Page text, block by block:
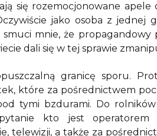
się rozemocjonowane apele
jako osoba z jednej
mnie, że propagandowy
dali się w tej sprawie
granicę sporu.
które za pośrednictwem
tymi bzdurami. Do rolników
kto jest operatorem
telewizji, a także za